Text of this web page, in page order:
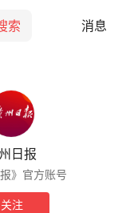
索 消息
日报
》官方账号
关注